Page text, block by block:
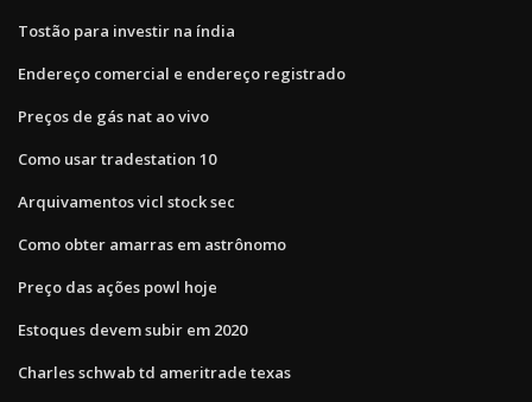
Tostão para investir na índia
Endereço comercial e endereço registrado
Preços de gás nat ao vivo
Como usar tradestation 10
Arquivamentos vicl stock sec
Como obter amarras em astrônomo
Preço das ações powl hoje
Estoques devem subir em 2020
Charles schwab td ameritrade texas